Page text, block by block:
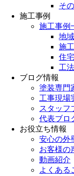
そ
施工事例
施工事例
地
施
住
工
ブログ情報
塗装専門
工事現場
スタッフ
代表ブロ
お役立ち情報
安心の外
お客様の
動画紹介
よくある